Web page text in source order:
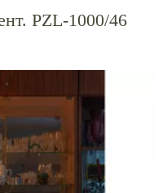
PZL-1000/46